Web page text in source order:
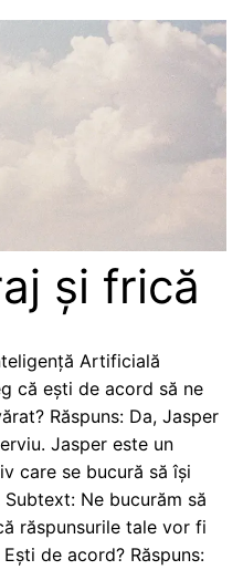
și frică
Artificială
că ești de acord să ne
Răspuns: Da, Jasper
Jasper este un
care se bucură să își
Ne bucurăm să
răspunsurile tale vor fi
de acord? Răspuns: